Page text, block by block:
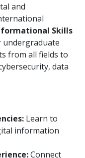
and
Skills
from all fields to
data
Learn to
information
Connect